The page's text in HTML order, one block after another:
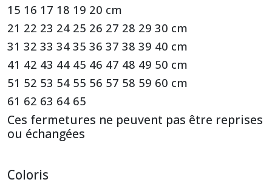
15 16 17 18 19 20 cm
21 22 23 24 25 26 27 28 29 30 cm
31 32 33 34 35 36 37 38 39 40 cm
41 42 43 44 45 46 47 48 49 50 cm
51 52 53 54 55 56 57 58 59 60 cm
61 62 63 64 65
Ces fermetures ne peuvent pas être reprises
ou échangées
Coloris